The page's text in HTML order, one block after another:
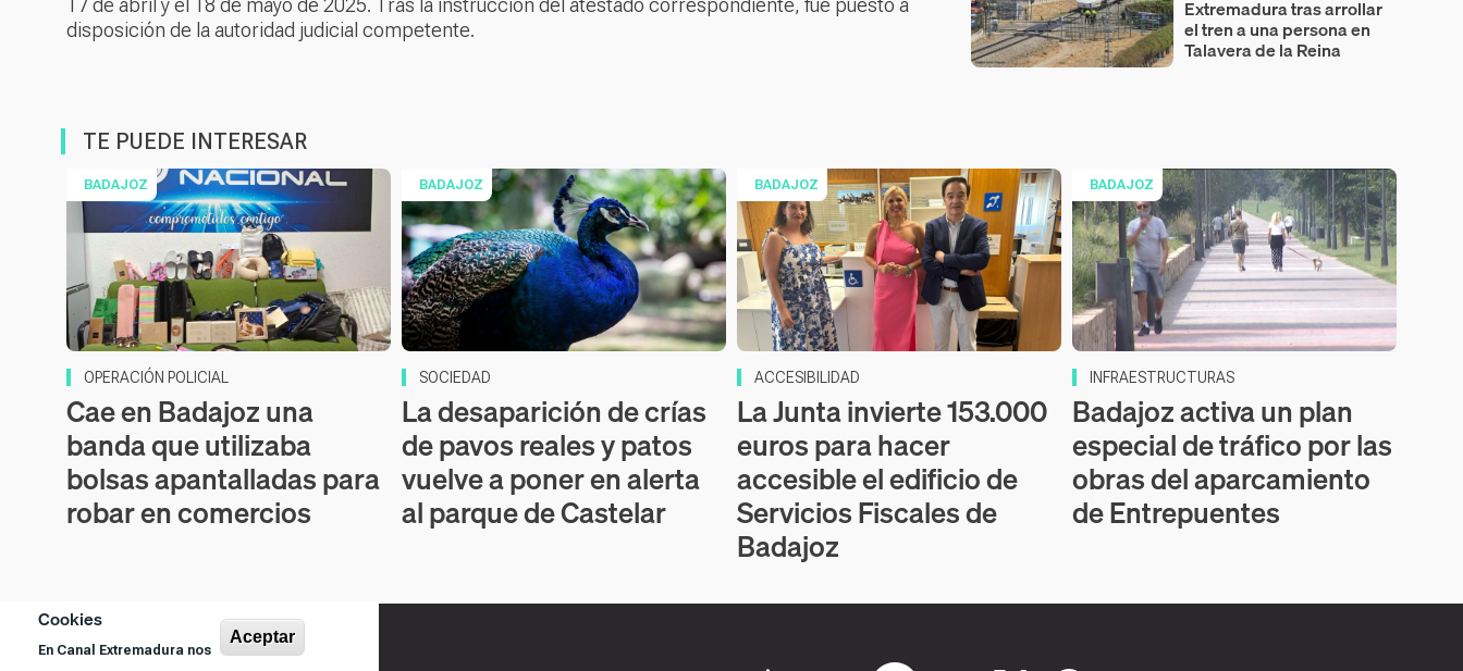
Cookies
En Canal Extremadura nos
Aceptar
17 de abril y el 18 de mayo de 2025. Tras la instrucción del atestado correspondiente, fue puesto a
disposición de la autoridad judicial competente.
Extremadura tras arrollar
el tren a una persona en
Talavera de la Reina
TE PUEDE INTERESAR
BADAJOZ
OPERACIÓN POLICIAL
Cae en Badajoz una
banda que utilizaba
bolsas apantalladas para
robar en comercios
BADAJOZ
SOCIEDAD
La desaparición de crías
de pavos reales y patos
vuelve a poner en alerta
al parque de Castelar
BADAJOZ
ACCESIBILIDAD
La Junta invierte 153.000
euros para hacer
accesible el edificio de
Servicios Fiscales de
Badajoz
BADAJOZ
INFRAESTRUCTURAS
Badajoz activa un plan
especial de tráfico por las
obras del aparcamiento
de Entrepuentes